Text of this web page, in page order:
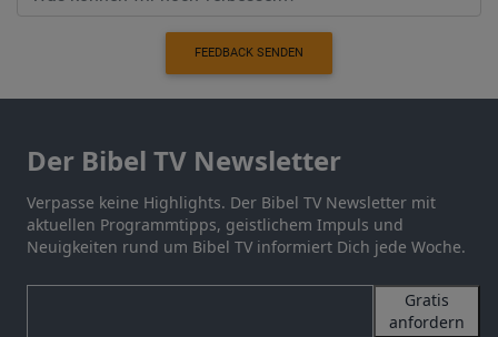
FEEDBACK SENDEN
Der Bibel TV Newsletter
Verpasse keine Highlights. Der Bibel TV Newsletter mit
aktuellen Programmtipps, geistlichem Impuls und
Neuigkeiten rund um Bibel TV informiert Dich jede Woche.
Gratis
anfordern